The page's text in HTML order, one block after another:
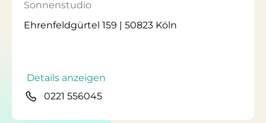
Sonnenstudio
Ehrenfeldgürtel 159 | 50823 Köln
Details anzeigen
0221 556045